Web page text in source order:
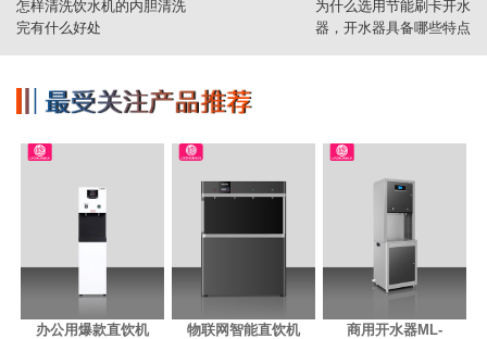
怎样清洗饮水机的内胆清洗
完有什么好处
为什么选用节能刷卡开水
器，开水器具备哪些特点
办公用爆款直饮机
物联网智能直饮机
商用开水器ML-